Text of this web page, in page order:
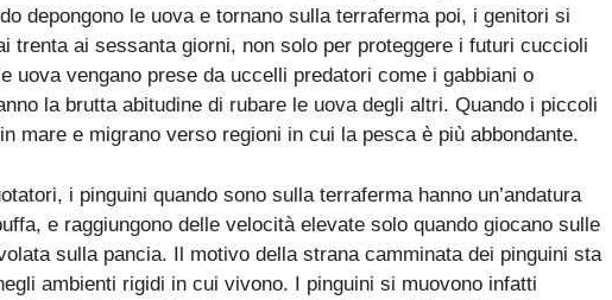
depongono le uova e tornano sulla terraferma poi, i genitori si
trenta ai sessanta giorni, non solo per proteggere i futuri cuccioli
uova vengano prese da uccelli predatori come i gabbiani o
la brutta abitudine di rubare le uova degli altri. Quando i piccoli
mare e migrano verso regioni in cui la pesca è più abbondante.
i pinguini quando sono sulla terraferma hanno un’andatura
e raggiungono delle velocità elevate solo quando giocano sulle
sulla pancia. Il motivo della strana camminata dei pinguini sta
ambienti rigidi in cui vivono. I pinguini si muovono infatti